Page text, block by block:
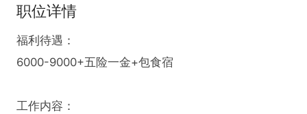
职位详情
福利待遇：
6000-9000+五险一金+包食宿
工作内容：